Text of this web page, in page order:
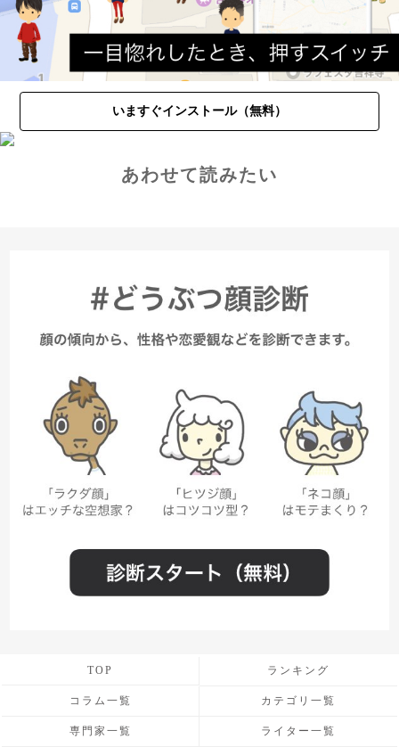
いますぐインストール（無料）
あわせて読みたい
TOP ランキング
コラム一覧 カテゴリ一覧
専門家一覧 ライター一覧